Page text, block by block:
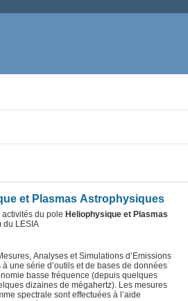
et Plasmas Astrophysiques
du pole Heliophysique et Plasmas
du LESIA
Analyses et Simulations d’Emissions
une série d’outils et de bases de données
basse fréquence (depuis quelques
dizaines de mégahertz). Les mesures
spectrale sont effectuées à l’aide